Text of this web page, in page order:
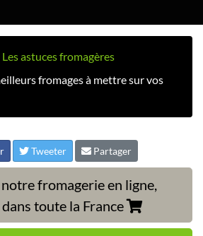
Les astuces fromagères
fromages à mettre sur vos
Tweeter Partager
fromagerie en ligne,
toute la France